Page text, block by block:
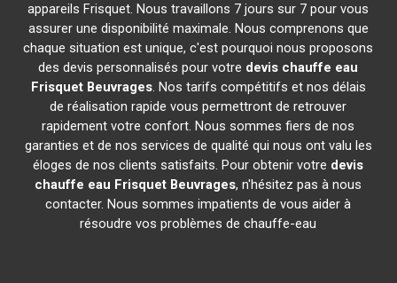
appareils Frisquet. Nous travaillons 7 jours sur 7 pour vous
assurer une disponibilité maximale. Nous comprenons que
chaque situation est unique, c'est pourquoi nous proposons
des devis personnalisés pour votre devis chauffe eau
Frisquet Beuvrages. Nos tarifs compétitifs et nos délais
de réalisation rapide vous permettront de retrouver
rapidement votre confort. Nous sommes fiers de nos
garanties et de nos services de qualité qui nous ont valu les
éloges de nos clients satisfaits. Pour obtenir votre devis
chauffe eau Frisquet Beuvrages, n'hésitez pas à nous
contacter. Nous sommes impatients de vous aider à
résoudre vos problèmes de chauffe-eau